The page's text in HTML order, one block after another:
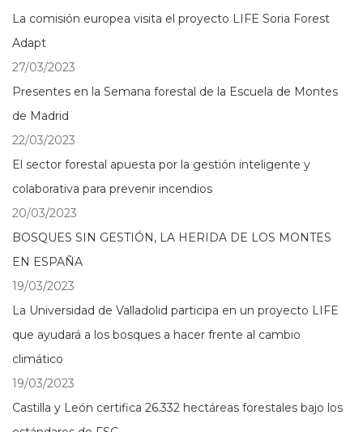
La comisión europea visita el proyecto LIFE Soria Forest
Adapt
27/03/2023
Presentes en la Semana forestal de la Escuela de Montes
de Madrid
22/03/2023
El sector forestal apuesta por la gestión inteligente y
colaborativa para prevenir incendios
20/03/2023
BOSQUES SIN GESTIÓN, LA HERIDA DE LOS MONTES
EN ESPAÑA
19/03/2023
La Universidad de Valladolid participa en un proyecto LIFE
que ayudará a los bosques a hacer frente al cambio
climático
19/03/2023
Castilla y León certifica 26.332 hectáreas forestales bajo los